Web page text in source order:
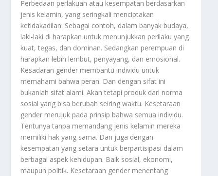
Perbedaan perlakuan atau kesempatan berdasarkan
jenis kelamin, yang seringkali menciptakan
ketidakadilan. Sebagai contoh, dalam banyak budaya,
laki-laki di harapkan untuk menunjukkan perilaku yang
kuat, tegas, dan dominan. Sedangkan perempuan di
harapkan lebih lembut, penyayang, dan emosional.
Kesadaran gender membantu individu untuk
memahami bahwa peran. Dan dengan sifat ini
bukanlah sifat alami. Akan tetapi produk dari norma
sosial yang bisa berubah seiring waktu. Kesetaraan
gender merujuk pada prinsip bahwa semua individu.
Tentunya tanpa memandang jenis kelamin mereka
memiliki hak yang sama. Dan juga dengan
kesempatan yang setara untuk berpartisipasi dalam
berbagai aspek kehidupan. Baik sosial, ekonomi,
maupun politik. Kesetaraan gender menentang